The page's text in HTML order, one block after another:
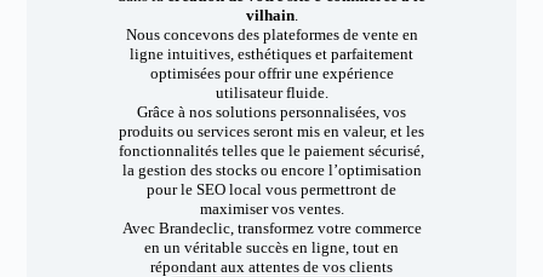
vilhain.
Nous concevons des plateformes de vente en
ligne intuitives, esthétiques et parfaitement
optimisées pour offrir une expérience
utilisateur fluide.
Grâce à nos solutions personnalisées, vos
produits ou services seront mis en valeur, et les
fonctionnalités telles que le paiement sécurisé,
la gestion des stocks ou encore l’optimisation
pour le SEO local vous permettront de
maximiser vos ventes.
Avec Brandeclic, transformez votre commerce
en un véritable succès en ligne, tout en
répondant aux attentes de vos clients